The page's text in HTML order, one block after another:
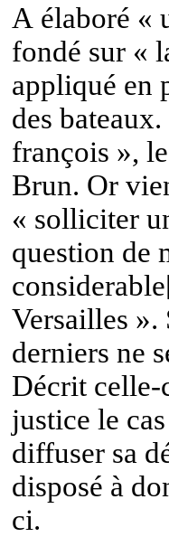
A élaboré «
fondé sur «
appliqué en
des
françois »,
Brun. Or
« solliciter
question de
Versailles ».
derniers ne
Décrit celle-
justice le
diffuser sa
disposé à
ci.